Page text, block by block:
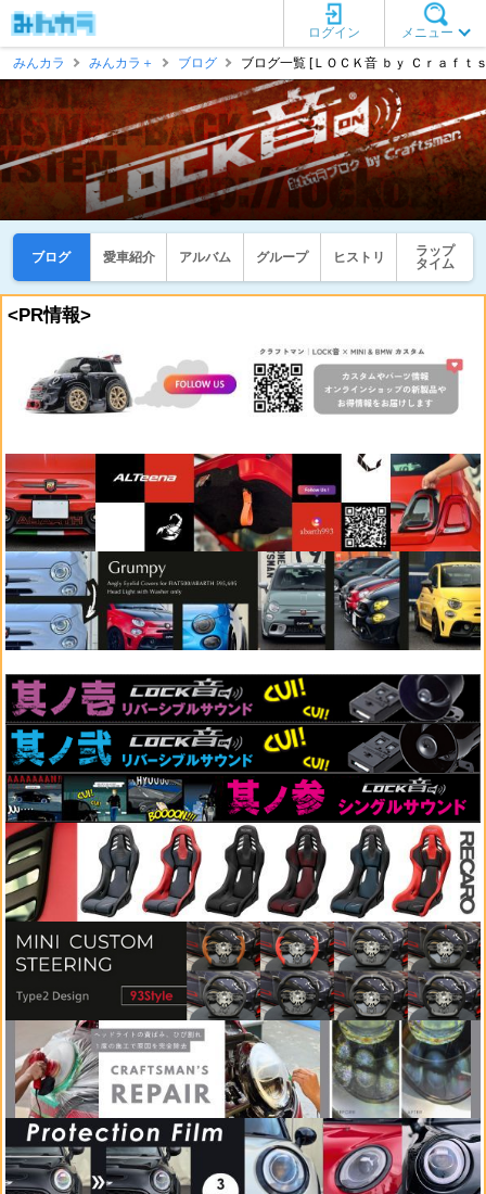
メニュー
ログイン
みんカラ
みんカラ＋ ブログ ブログ一覧 [ＬＯＣＫ音 ｂｙ Ｃｒａｆｔ
ブログ 愛車紹介 アルバム グループ ヒストリ
ラップ
タイム
<PR情報>